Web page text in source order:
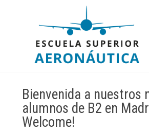
Bienvenida a nuestros
alumnos de B2 en
Welcome!